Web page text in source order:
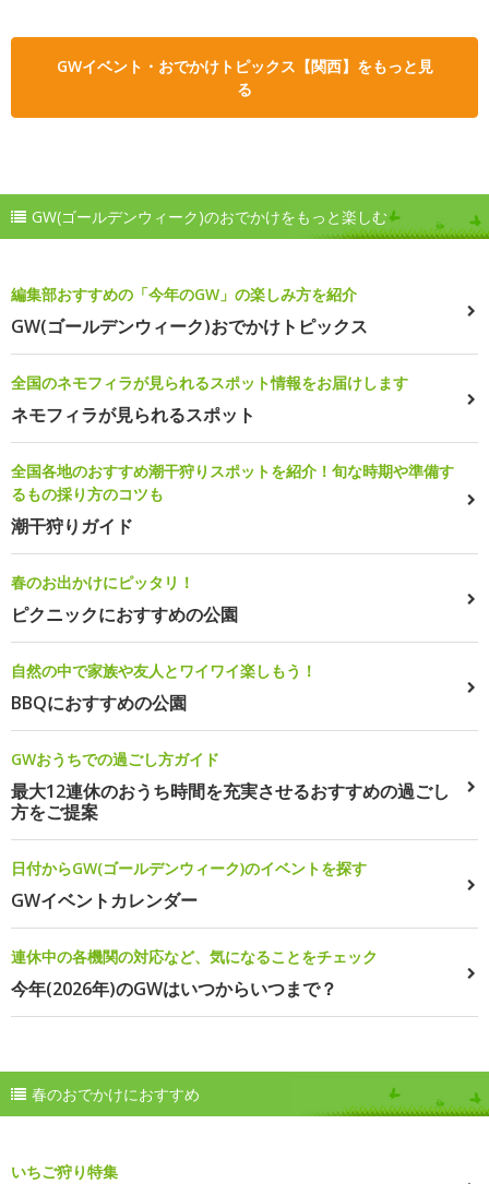
GWイベント・おでかけトピックス【関西】をもっと見
る
GW(ゴールデンウィーク)のおでかけをもっと楽しむ
編集部おすすめの「今年のGW」の楽しみ方を紹介
GW(ゴールデンウィーク)おでかけトピックス
全国のネモフィラが見られるスポット情報をお届けします
ネモフィラが見られるスポット
全国各地のおすすめ潮干狩りスポットを紹介！旬な時期や準備す
るもの採り方のコツも
潮干狩りガイド
春のお出かけにピッタリ！
ピクニックにおすすめの公園
自然の中で家族や友人とワイワイ楽しもう！
BBQにおすすめの公園
GWおうちでの過ごし方ガイド
最大12連休のおうち時間を充実させるおすすめの過ごし
方をご提案
日付からGW(ゴールデンウィーク)のイベントを探す
GWイベントカレンダー
連休中の各機関の対応など、気になることをチェック
今年(2026年)のGWはいつからいつまで？
春のおでかけにおすすめ
いちご狩り特集